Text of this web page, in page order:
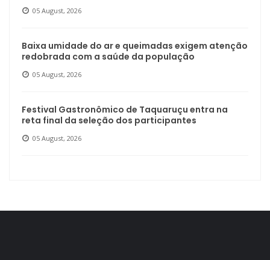
05 August, 2026
Baixa umidade do ar e queimadas exigem atenção
redobrada com a saúde da população
05 August, 2026
Festival Gastronômico de Taquaruçu entra na
reta final da seleção dos participantes
05 August, 2026